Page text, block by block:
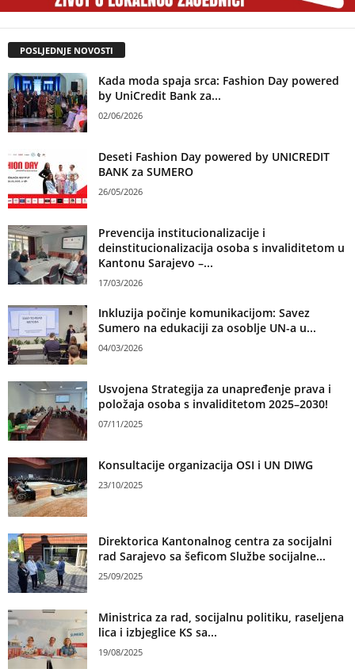
POSLJEDNJE NOVOSTI
Kada moda spaja srca: Fashion Day powered
by UniCredit Bank za...
02/06/2026
Deseti Fashion Day powered by UNICREDIT
BANK za SUMERO
26/05/2026
Prevencija institucionalizacije i
deinstitucionalizacija osoba s invaliditetom u
Kantonu Sarajevo –...
17/03/2026
Inkluzija počinje komunikacijom: Savez
Sumero na edukaciji za osoblje UN-a u...
04/03/2026
Usvojena Strategija za unapređenje prava i
položaja osoba s invaliditetom 2025–2030!
07/11/2025
Konsultacije organizacija OSI i UN DIWG
23/10/2025
Direktorica Kantonalnog centra za socijalni
rad Sarajevo sa šeficom Službe socijalne...
25/09/2025
Ministrica za rad, socijalnu politiku, raseljena
lica i izbjeglice KS sa...
19/08/2025